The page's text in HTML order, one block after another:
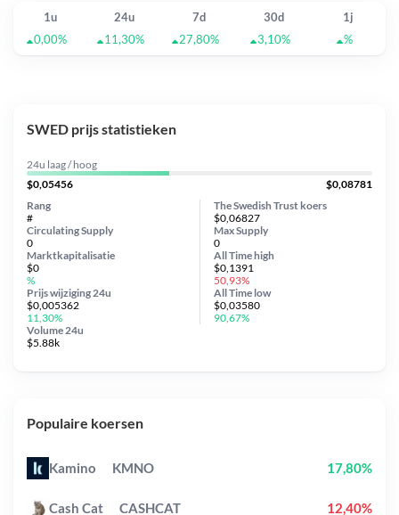
1u 24u 7d 30d
1j
0,00%
11,30% 27,80% 3,10% %
SWED prijs statistieken
24u laag / hoog
$0,05456
$0,08781
The Swedish Trust koers
$0,06827
Circulating Supply
0
Prijs wijziging 24u
$0,005362
11,30%
Max Supply
0
Marktkapitalisatie
$0
%
Volume 24u
$5.88k
Rang
#
All Timehigh
$0,1391
50,93%
All Time low
$0,03580
90,67%
Populaire koersen
Kamino KMNO 17,80%
Cash Cat CASHCAT 12,40%